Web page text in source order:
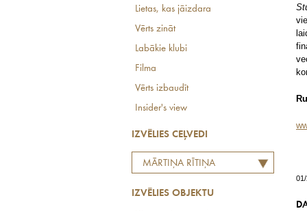
Lietas, kas jāizdara
Vērts zināt
Labākie klubi
Filma
Vērts izbaudīt
Insider's view
IZVĒLIES CEĻVEDI
MĀRTIŅA RĪTIŅA
RESTORĀNU TOPS
IZVĒLIES OBJEKTU